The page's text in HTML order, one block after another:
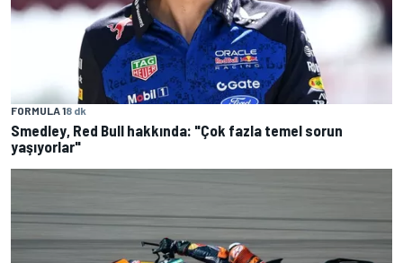
FORMULA 18 dk
Smedley, Red Bull hakkında: "Çok fazla temel sorun
yaşıyorlar"